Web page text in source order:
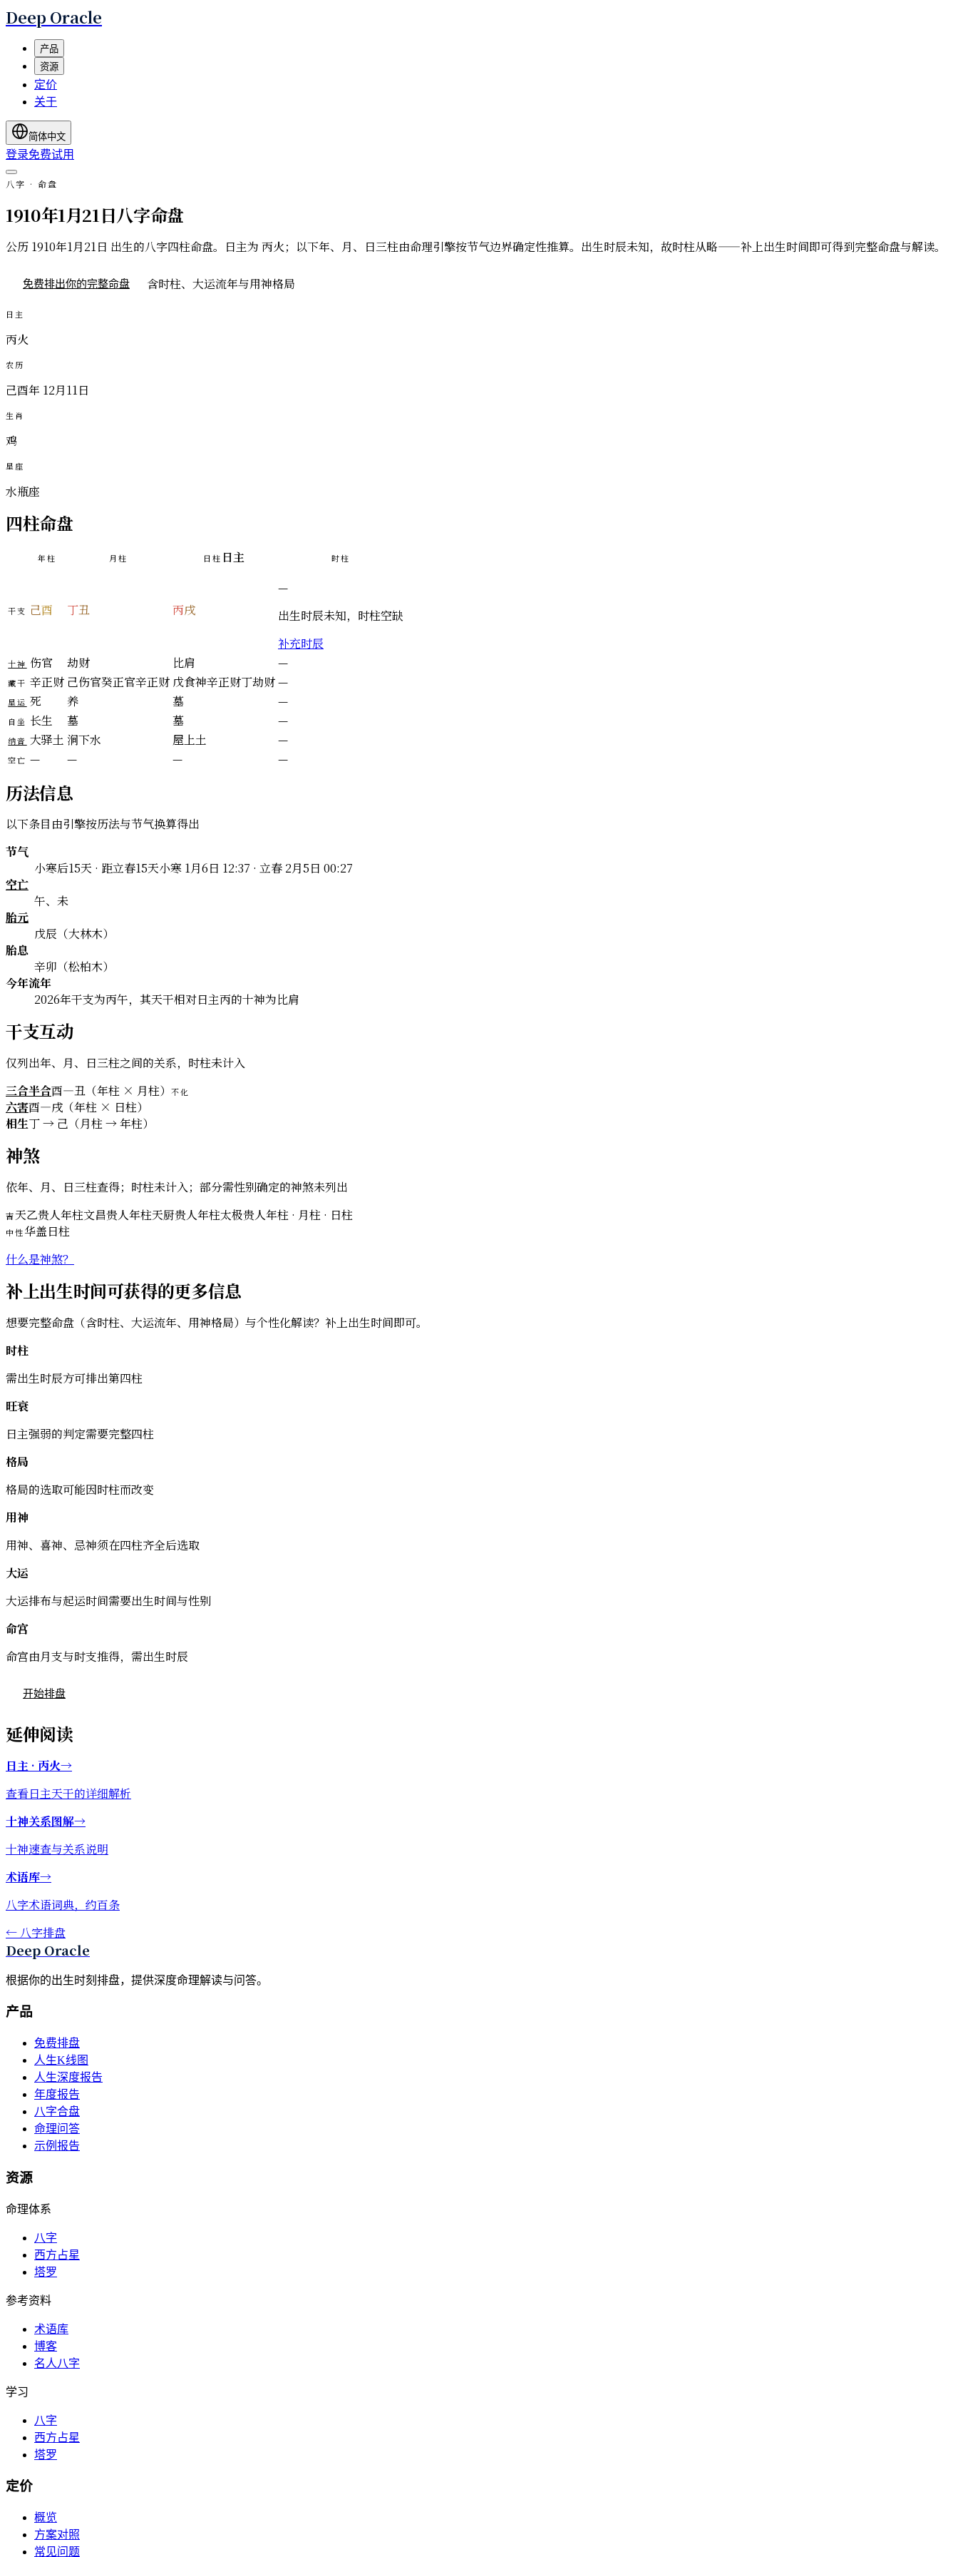
Deep Oracle
产品
资源
定价
关于
简体中文
登录免费试用
八字 · 命盘
1910年1月21日八字命盘
公历 1910年1月21日 出生的八字四柱命盘。日主为 丙火；以下年、月、日三柱由命理引擎按节气边界确定性推算。出生时辰未知，故时柱从略——补上出生时间即可得到完整命盘与解读。
免费排出你的完整命盘 含时柱、大运流年与用神格局
日主
丙火
农历
己酉年 12月11日
生肖
鸡
星座
水瓶座
四柱命盘
年柱 月柱 日柱 日主 时柱
干支 己酉 丁丑 丙戌
—
出生时辰未知，时柱空缺
补充时辰
十神 伤官 劫财 比肩 —
藏干 辛正财 己伤官癸正官辛正财 戊食神辛正财丁劫财—
星运 死 养 墓 —
自坐 长生 墓 墓 —
纳音 大驿土 涧下水 屋上土 —
空亡 — — — —
历法信息
以下条目由引擎按历法与节气换算得出
节气
小寒后15天 · 距立春15天小寒 1月6日 12:37 · 立春 2月5日 00:27
空亡
午、未
胎元
戊辰（大林木）
胎息
辛卯（松柏木）
今年流年
2026年干支为丙午，其天干相对日主丙的十神为比肩
干支互动
仅列出年、月、日三柱之间的关系，时柱未计入
三合半合酉—丑（年柱 × 月柱） 不化
六害酉—戌（年柱 × 日柱）
相生丁 → 己（月柱 → 年柱）
神煞
依年、月、日三柱查得；时柱未计入；部分需性别确定的神煞未列出
吉天乙贵人年柱文昌贵人年柱天厨贵人年柱太极贵人年柱 · 月柱 · 日柱
中性华盖日柱
什么是神煞？
补上出生时间可获得的更多信息
想要完整命盘（含时柱、大运流年、用神格局）与个性化解读？补上出生时间即可。
时柱
需出生时辰方可排出第四柱
旺衰
日主强弱的判定需要完整四柱
格局
格局的选取可能因时柱而改变
用神
用神、喜神、忌神须在四柱齐全后选取
大运
大运排布与起运时间需要出生时间与性别
命宫
命宫由月支与时支推得，需出生时辰
开始排盘
延伸阅读
日主 · 丙火→
查看日主天干的详细解析
十神关系图解→
十神速查与关系说明
术语库→
八字术语词典，约百条
← 八字排盘
Deep Oracle
根据你的出生时刻排盘，提供深度命理解读与问答。
产品
免费排盘
人生K线图
人生深度报告
年度报告
八字合盘
命理问答
示例报告
资源
命理体系
八字
西方占星
塔罗
参考资料
术语库
博客
名人八字
学习
八字
西方占星
塔罗
定价
概览
方案对照
常见问题